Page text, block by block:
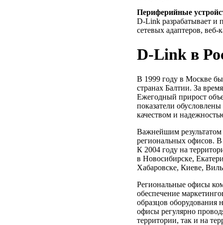
Периферийные
D-Link разрабатывает и
сетевых адаптеров,
D-Link в
В 1999 году в Москве
странах Балтии. За
Ежегодный прирост
показатели
качеством и
Важнейшим результатом
региональных офисов.
К 2004 году на
в Новосибирске,
Хабаровске, Киеве,
Региональные офисы
обеспечение
образцов оборудования
офисы регулярно
территории, так и на